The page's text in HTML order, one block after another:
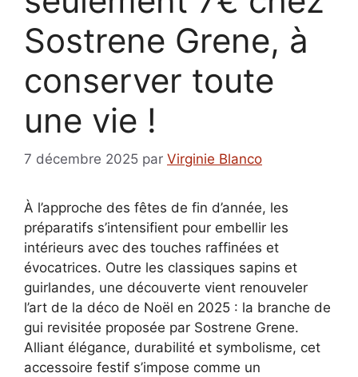
Sostrene Grene, à
conserver toute
une vie !
7 décembre 2025 par Virginie Blanco
À l’approche des fêtes de fin d’année, les
préparatifs s’intensifient pour embellir les
intérieurs avec des touches raffinées et
évocatrices. Outre les classiques sapins et
guirlandes, une découverte vient renouveler
l’art de la déco de Noël en 2025 : la branche de
gui revisitée proposée par Sostrene Grene.
Alliant élégance, durabilité et symbolisme, cet
accessoire festif s’impose comme un